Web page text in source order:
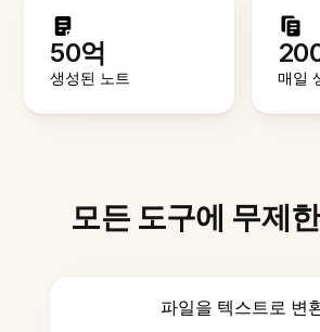
50억
생성된 노트 매일
모든 도구에 무제
파일을 텍스트로 변